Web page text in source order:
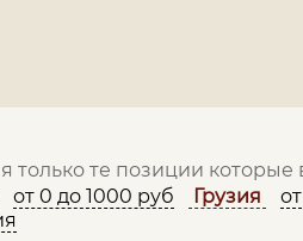
только те позиции которые
от 0 до 1000 руб Грузия